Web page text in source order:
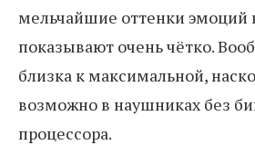
мельчайшие оттенки эмоций
показывают очень чётко.
близка к максимальной,
возможно в наушниках без
процессора.